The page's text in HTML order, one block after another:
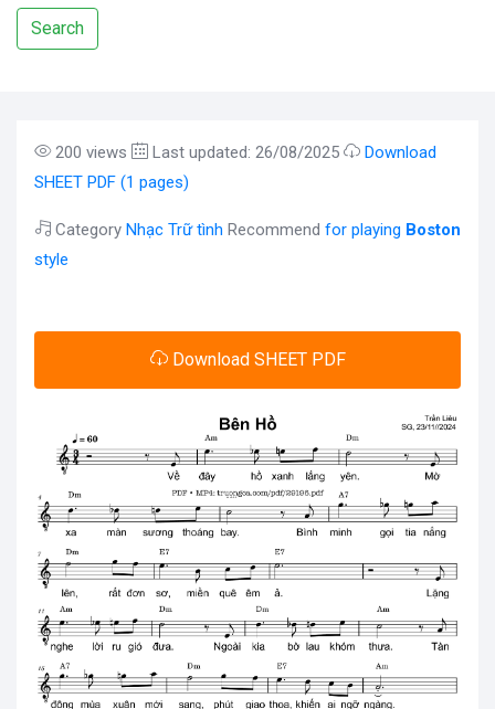
Search
200 views Last updated: 26/08/2025
Download
SHEET PDF (1 pages)
Category Nhạc Trữ tình Recommend for playing Boston
style
Download SHEET PDF